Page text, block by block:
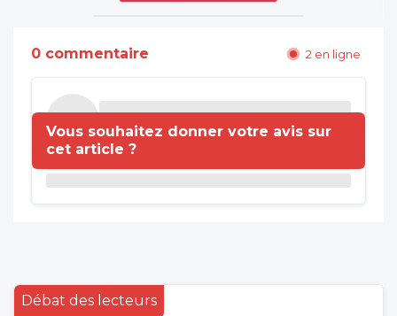
0 commentaire 2 en ligne
Vous souhaitez donner votre avis sur
cet article ?
Débat des lecteurs